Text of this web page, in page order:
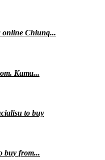
online Chiunq...
Kama...
to buy
buy from...